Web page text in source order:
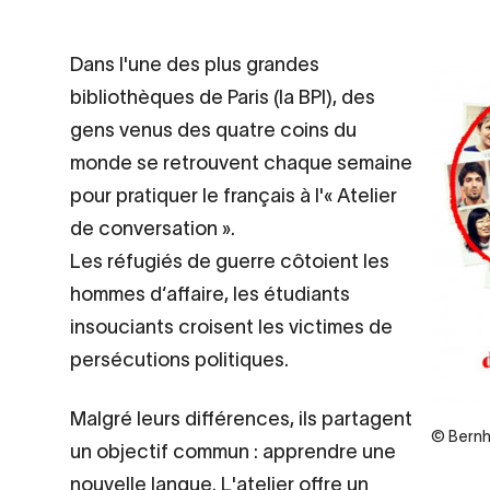
Contenu
d’origine
©
Dans l'une des plus grandes
bibliothèques de Paris (la BPI), des
gens venus des quatre coins du
monde se retrouvent chaque semaine
pour pratiquer le français à l'« Atelier
de conversation ».
Les réfugiés de guerre côtoient les
hommes d‘affaire, les étudiants
insouciants croisent les victimes de
persécutions politiques.
Malgré leurs différences, ils partagent
un objectif commun : apprendre une
nouvelle langue. L'atelier offre un